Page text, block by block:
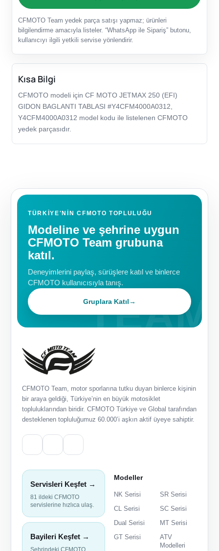
CFMOTO Team yedek parça satışı yapmaz; ürünleri
bilgilendirme amacıyla listeler. “WhatsApp ile Sipariş” butonu,
kullanıcıyı ilgili yetkili servise yönlendirir.
Kısa Bilgi
CFMOTO modeli için CF MOTO JETMAX 250 (EFI)
GIDON BAGLANTI TABLASI #Y4CFM4000A0312,
Y4CFM4000A0312 model kodu ile listelenen CFMOTO
yedek parçasıdır.
TÜRKIYE'NIN CFMOTO TOPLULUĞU
Modeline ve şehrine uygun
CFMOTO Team grubuna
katıl.
Deneyimlerini paylaş, sürüşlere katıl ve binlerce
CFMOTO kullanıcısıyla tanış.
Gruplara Katıl→
CFMOTO Team, motor sporlarına tutku duyan binlerce kişinin
bir araya geldiği, Türkiye’nin en büyük motosiklet
topluluklarından biridir. CFMOTO Türkiye ve Global tarafından
desteklenen topluluğumuz 60.000’i aşkın aktif üyeye sahiptir.
Servisleri Keşfet →
81 ildeki CFMOTO
servislerine hızlıca ulaş.
Bayileri Keşfet →
Modeller
NK Serisi
SR Serisi
CL Serisi
SC Serisi
Dual Serisi
MT Serisi
GT Serisi
ATV
Modelleri